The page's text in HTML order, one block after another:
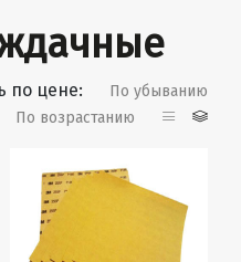
по цене:
По убыванию
По возрастанию